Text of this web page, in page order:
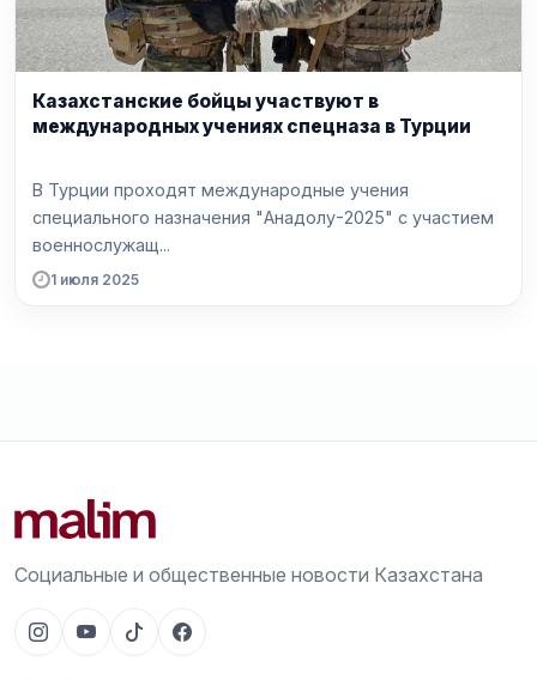
Казахстанские бойцы участвуют в
международных учениях спецназа в Турции
В Турции проходят международные учения
специального назначения "Анадолу-2025" с участием
военнослужащ...
1 июля 2025
Социальные и общественные новости Казахстана